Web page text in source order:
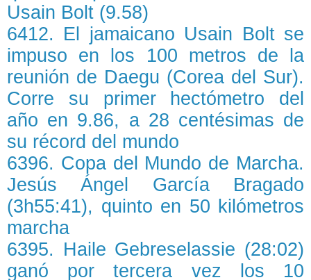
Usain Bolt (9.58)
6412. El jamaicano Usain Bolt se
impuso en los 100 metros de la
reunión de Daegu (Corea del Sur).
Corre su primer hectómetro del
año en 9.86, a 28 centésimas de
su récord del mundo
6396. Copa del Mundo de Marcha.
Jesús Ángel García Bragado
(3h55:41), quinto en 50 kilómetros
marcha
6395. Haile Gebreselassie (28:02)
ganó por tercera vez los 10